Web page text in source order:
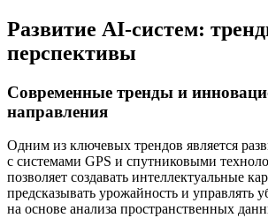
Развитие AI-систем:
перспективы
Современные тренды и
направления
Одним из ключевых трендов является
с системами GPS и спутниковыми
позволяет создавать интеллектуальные
предсказывать урожайность и управлять
на основе анализа пространственных